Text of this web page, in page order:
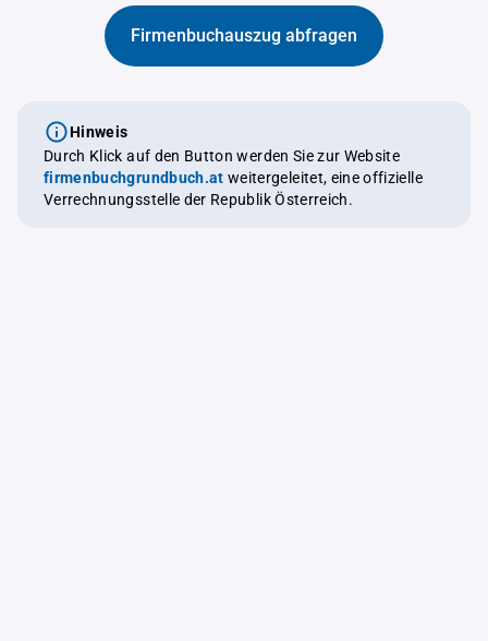
Firmenbuchauszug abfragen
Hinweis
Durch Klick auf den Button werden Sie zur Website
firmenbuchgrundbuch.at weitergeleitet, eine offizielle
Verrechnungsstelle der Republik Österreich.